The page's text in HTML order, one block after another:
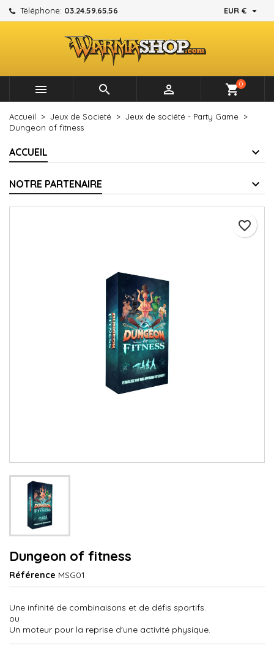
Téléphone: 03.24.59.65.56 EUR € 
   shopping_cart0
Accueil Jeux de Societé
Jeux de société - Party Game
Dungeon of fitness
ACCUEIL
NOTRE PARTENAIRE
Dungeon of fitness
Référence MSG01
Une infinité de combinaisons et de défis sportifs.
ou
Un moteur pour la reprise d'une activité physique.
favorite_border
Mes listes d'envies ×
Créer une nouvelle liste
Créer une liste d'envies ×
Nom de la liste d'envies
Annuler Créer une liste d'envies
Connexion ×
Vous devez être connecté pour ajouter des produits à
votre liste d'envies.